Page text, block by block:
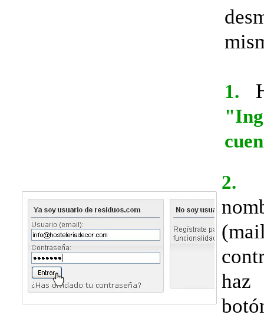
1.
2.